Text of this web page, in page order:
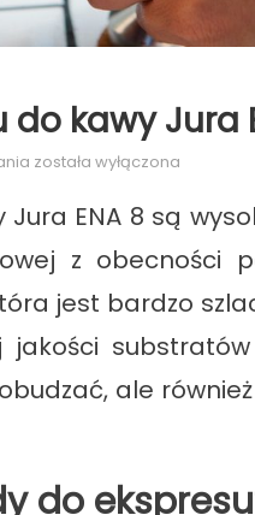
kawy Jura
Filtry
wody
ekspresu
do
kawy
Jura
ENA
została wyłączona
ENA 8 są
z obecności
jest bardzo
ale
do